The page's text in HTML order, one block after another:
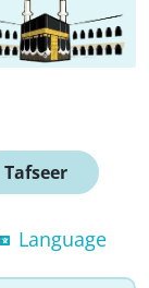
Tafseer
Language